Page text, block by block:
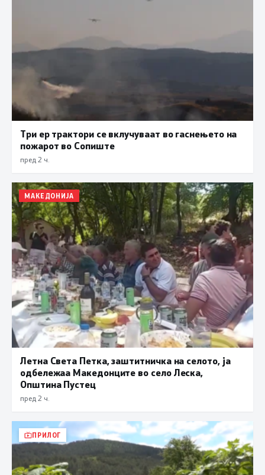
Три ер трактори се вклучуваат во гаснењето на
пожарот во Сопиште
пред 2 ч.
МАКЕДОНИЈА
Летна Света Петка, заштитничка на селото, ја
одбележаа Македонците во село Леска,
Општина Пустец
пред 2 ч.
ПРИЛОГ